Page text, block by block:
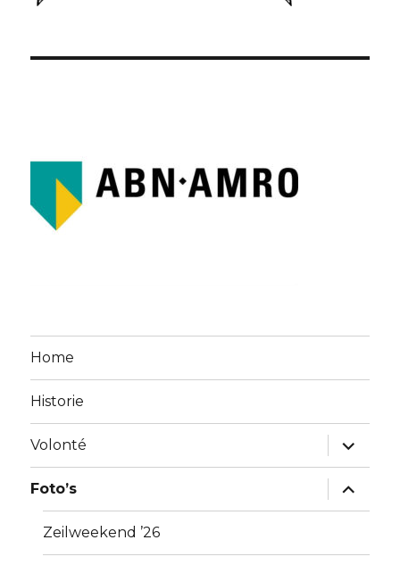
Home
Historie
Volonté
vouw
sub-
menu
uit
Foto’s
vouw
sub-
menu
Zeilweekend ’26